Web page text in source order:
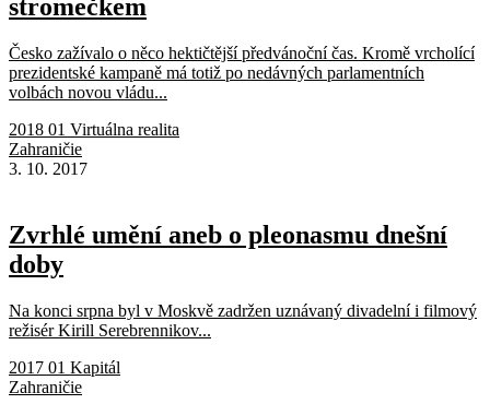
stromečkem
Česko zažívalo o něco hektičtější předvánoční čas. Kromě vrcholící
prezidentské kampaně má totiž po nedávných parlamentních
volbách novou vládu...
2018 01 Virtuálna realita
Zahraničie
3. 10. 2017
Zvrhlé umění aneb o pleonasmu dnešní
doby
Na konci srpna byl v Moskvě zadržen uznávaný divadelní i filmový
režisér Kirill Serebrennikov...
2017 01 Kapitál
Zahraničie